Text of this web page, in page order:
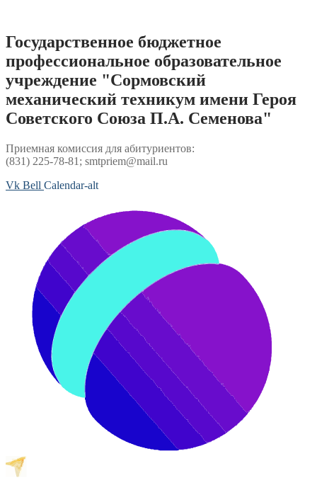
содержимому
Государственное бюджетное
профессиональное образовательное
учреждение "Сормовский
механический техникум имени Героя
Советского Союза П.А. Семенова"
Приемная комиссия для абитуриентов:
(831) 225-78-81; smtpriem@mail.ru
Vk Bell Calendar-alt